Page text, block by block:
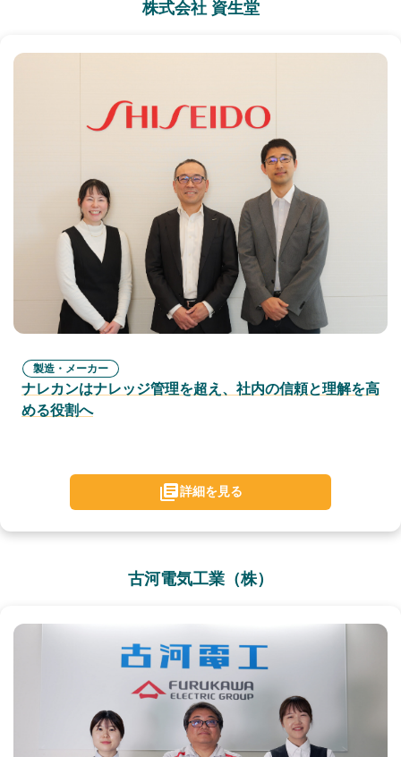
株式会社 資生堂
製造・メーカー
ナレカンはナレッジ管理を超え、社内の信頼と理解を高
める役割へ
詳細を見る
古河電気工業（株）